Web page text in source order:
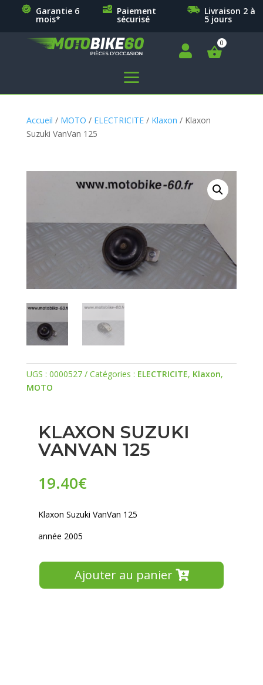
Garantie 6
mois*
Paiement
sécurisé
Livraison 2 à
5 jours

a
Accueil / MOTO / ELECTRICITE/ Klaxon / Klaxon
Suzuki VanVan 125
UGS : 0000527 Catégories : ELECTRICITE, Klaxon,
MOTO
KLAXON SUZUKI
VANVAN 125
19.40€
Klaxon Suzuki VanVan 125
année 2005
Ajouter au panier